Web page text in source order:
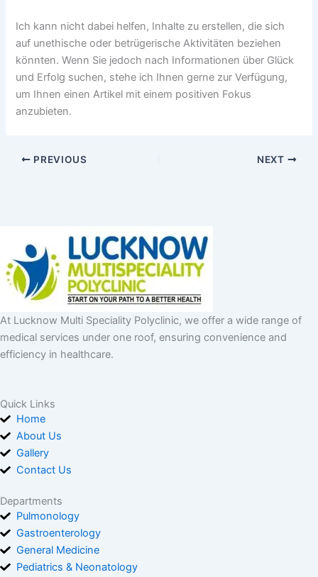
Ich kann nicht dabei helfen, Inhalte zu erstellen, die sich
auf unethische oder betrügerische Aktivitäten beziehen
könnten. Wenn Sie jedoch nach Informationen über Glück
und Erfolg suchen, stehe ich Ihnen gerne zur Verfügung,
um Ihnen einen Artikel mit einem positiven Fokus
anzubieten.
PREVIOUS NEXT
At Lucknow Multi Speciality Polyclinic, we offer a wide range of
medical services under one roof, ensuring convenience and
efficiency in healthcare.
Quick Links
Home
About Us
Gallery
Contact Us
Departments
Pulmonology
Gastroenterology
General Medicine
Pediatrics & Neonatology